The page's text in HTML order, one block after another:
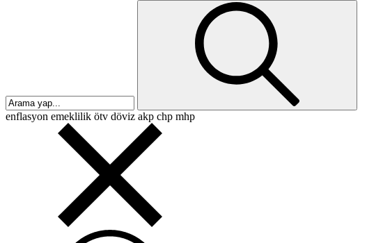
enflasyon emeklilik ötv döviz akp chp mhp